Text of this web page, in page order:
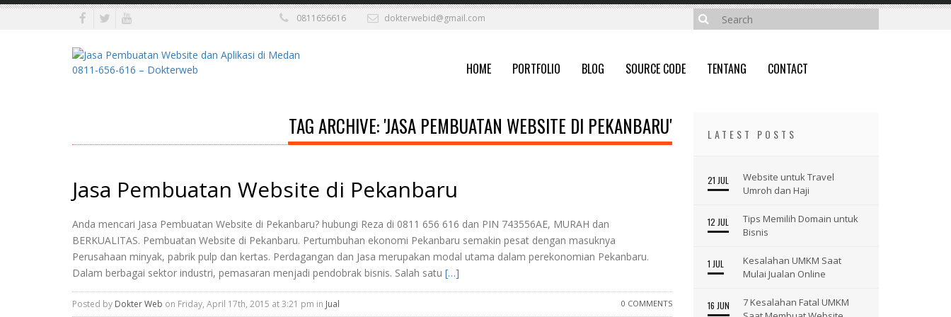
0811656616 dokterwebid@gmail.com
HOME PORTFOLIO BLOG SOURCE CODE TENTANG CONTACT
TAG ARCHIVE: 'JASA PEMBUATAN WEBSITE DI PEKANBARU'
Jasa Pembuatan Website di Pekanbaru
Anda mencari Jasa Pembuatan Website di Pekanbaru? hubungi Reza di 0811 656 616 dan PIN 743556AE, MURAH dan
BERKUALITAS. Pembuatan Website di Pekanbaru. Pertumbuhan ekonomi Pekanbaru semakin pesat dengan masuknya
Perusahaan minyak, pabrik pulp dan kertas. Perdagangan dan Jasa merupakan modal utama dalam perekonomian Pekanbaru.
Dalam berbagai sektor industri, pemasaran menjadi pendobrak bisnis. Salah satu […]
0 COMMENTS
Posted by Dokter Web on Friday, April 17th, 2015 at 3:21 pm in Jual
LATEST POSTS
21 JUL
Website untuk Travel
Umroh dan Haji
12 JUL
Tips Memilih Domain untuk
Bisnis
1 JUL
Kesalahan UMKM Saat
Mulai Jualan Online
16 JUN
7 Kesalahan Fatal UMKM